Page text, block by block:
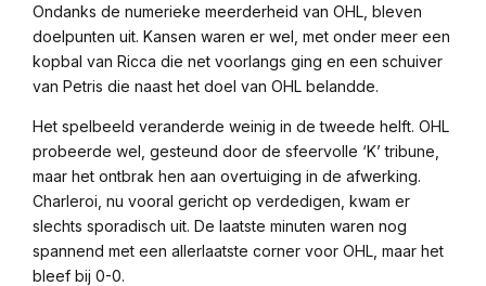
Ondanks de numerieke meerderheid van OHL, bleven
doelpunten uit. Kansen waren er wel, met onder meer een
kopbal van Ricca die net voorlangs ging en een schuiver
van Petris die naast het doel van OHL belandde.
Het spelbeeld veranderde weinig in de tweede helft. OHL
probeerde wel, gesteund door de sfeervolle ‘K’ tribune,
maar het ontbrak hen aan overtuiging in de afwerking.
Charleroi, nu vooral gericht op verdedigen, kwam er
slechts sporadisch uit. De laatste minuten waren nog
spannend met een allerlaatste corner voor OHL, maar het
bleef bij 0-0.